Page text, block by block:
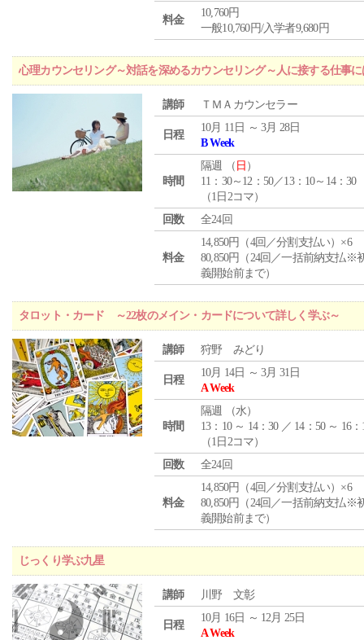
料金
10,760円
一般10,760円/入学者9,680円
心理カウンセリング～対話を深めるカウンセリング～人に接する仕事
講師 ＴＭＡカウンセラー
日程
10月 11日 ～ 3月 28日
B Week
時間
隔週 （ 日 ）
11：30～12：50／13：10～14：30
（1日2コマ）
回数
全24回
料金
14,850円（4回／分割支払い）×6
80,850円（24回／一括前納支払※
義開始前まで）
タロット・カード ～22枚のメイン・カードについて詳しく学ぶ～
講師 狩野 みどり
日程
10月 14日 ～ 3月 31日
A Week
時間
隔週 （水）
13：10 ～ 14：30 ／ 14：50 ～ 16：
（1日2コマ）
回数
全24回
料金
14,850円（4回／分割支払い）×6
80,850円（24回／一括前納支払※
義開始前まで）
じっくり学ぶ九星
講師 川野 文彰
日程
10月 16日 ～ 12月 25日
A Week